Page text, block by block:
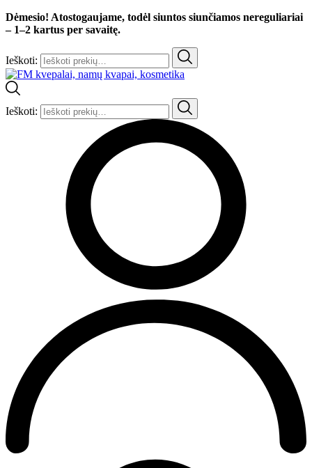
Dėmesio! Atostogaujame, todėl siuntos siunčiamos nereguliariai
– 1–2 kartus per savaitę.
Ieškoti:
Ieškoti: